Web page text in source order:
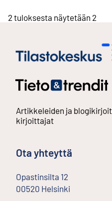
2 tuloksesta näytetään 2
Artikkeleiden ja
kirjoittajat
Ota yhteyttä
Opastinsilta 12
00520 Helsinki